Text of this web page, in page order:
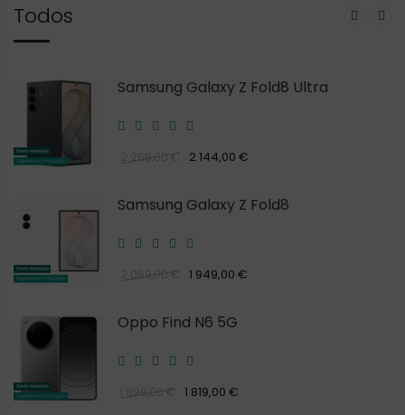
Todos
Samsung Galaxy Z Fold8 Ultra
2 269,00 € 2 144,00 €
Samsung Galaxy Z Fold8
2 069,00 € 1 949,00 €
Oppo Find N6 5G
1 899,00 € 1 819,00 €